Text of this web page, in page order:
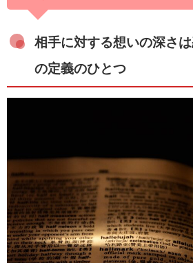
相手に対する想いの深さ
の定義のひとつ